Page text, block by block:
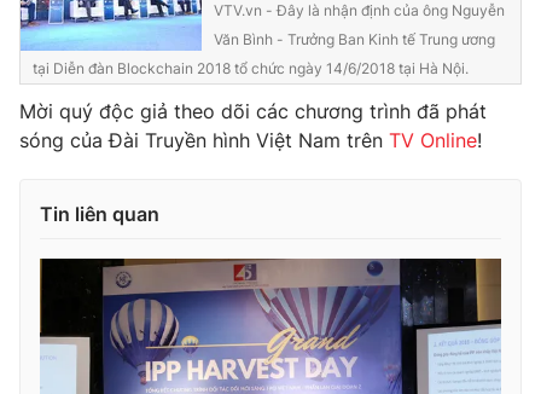
VTV.vn - Đây là nhận định của ông Nguyễn
Văn Bình - Trưởng Ban Kinh tế Trung ương
tại Diễn đàn Blockchain 2018 tổ chức ngày 14/6/2018 tại Hà Nội.
Mời quý độc giả theo dõi các chương trình đã phát
sóng của Đài Truyền hình Việt Nam trên TV Online!
Tin liên quan